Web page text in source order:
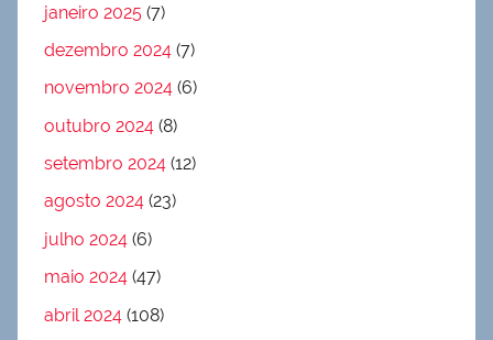
janeiro 2025 (7)
dezembro 2024 (7)
novembro 2024 (6)
outubro 2024 (8)
setembro 2024 (12)
agosto 2024 (23)
julho 2024 (6)
maio 2024 (47)
abril 2024 (108)